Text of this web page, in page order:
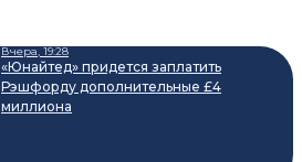
Вчера, 19:28
«Юнайтед» придется заплатить
Рэшфорду дополнительные £4
миллиона